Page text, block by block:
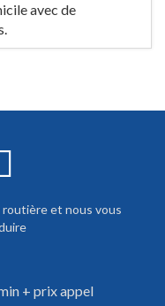
avec de
routière et nous vous
+ prix appel